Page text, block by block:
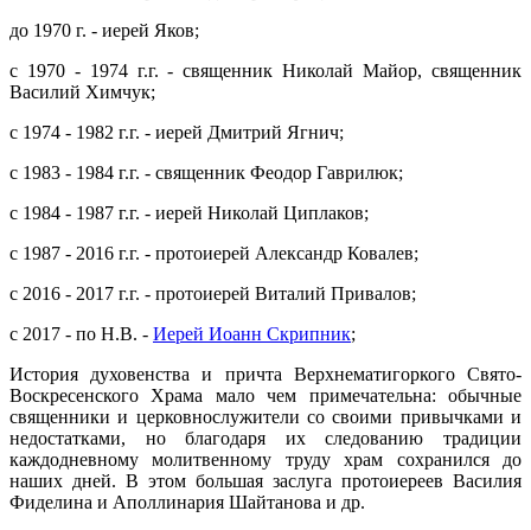
до 1970 г. - иерей Яков;
с 1970 - 1974 г.г. - священник Николай Майор, священник
Василий Химчук;
с 1974 - 1982 г.г. - иерей Дмитрий Ягнич;
с 1983 - 1984 г.г. - священник Феодор Гаврилюк;
с 1984 - 1987 г.г. - иерей Николай Циплаков;
с 1987 - 2016 г.г. - протоиерей Александр Ковалев;
с 2016 - 2017 г.г. - протоиерей Виталий Привалов;
с 2017 - по Н.В. - Иерей Иоанн Скрипник;
История духовенства и причта Верхнематигоркого Свято-
Воскресенского Храма мало чем примечательна: обычные
священники и церковнослужители со своими привычками и
недостатками, но благодаря их следованию традиции
каждодневному молитвенному труду храм сохранился до
наших дней. В этом большая заслуга протоиереев Василия
Фиделина и Аполлинария Шайтанова и др.